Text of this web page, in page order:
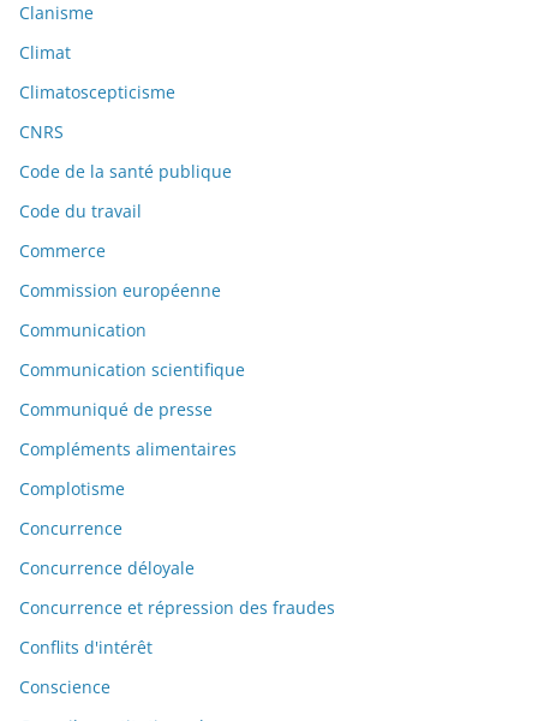
Clanisme
Climat
Climatoscepticisme
CNRS
Code de la santé publique
Code du travail
Commerce
Commission européenne
Communication
Communication scientifique
Communiqué de presse
Compléments alimentaires
Complotisme
Concurrence
Concurrence déloyale
Concurrence et répression des fraudes
Conflits d'intérêt
Conscience